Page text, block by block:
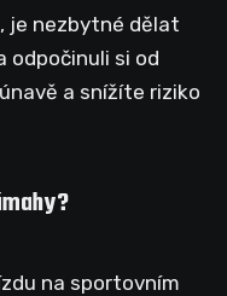
je nezbytné dělat
odpočinuli si od
a snížíte riziko
na sportovním